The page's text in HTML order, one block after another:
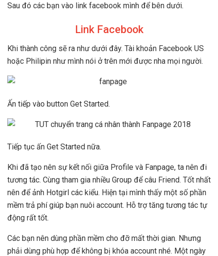
Sau đó các bạn vào link facebook mình để bên dưới.
Link Facebook
Khi thành công sẽ ra như dưới đây. Tài khoản Facebook US
hoặc Philipin như mình nói ở trên mới được nha mọi người.
Ấn tiếp vào button Get Started.
Tiếp tục ấn Get Started nữa.
Khi đã tạo nên sự kết nối giữa Profile và Fanpage, ta nên đi
tương tác. Cùng tham gia nhiều Group để câu Friend. Tốt nhất
nên để ảnh Hotgirl các kiểu. Hiện tại mình thấy một số phần
mềm trả phí giúp bạn nuôi account. Hỗ trợ tăng tương tác tự
động rất tốt.
Các bạn nên dùng phần mềm cho đỡ mất thời gian. Nhưng
phải dùng phù hợp để không bị khóa account nhé. Một ngày